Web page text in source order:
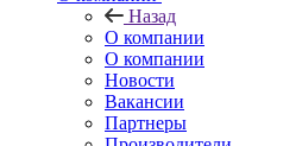
Назад
О компании
О компании
Новости
Вакансии
Партнеры